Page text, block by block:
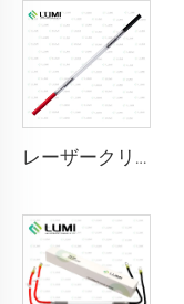
レーザークリプトンランプ L2021-7×65×130 mm